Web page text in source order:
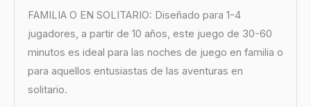
FAMILIA O EN SOLITARIO: Diseñado para 1-4
jugadores, a partir de 10 años, este juego de 30-60
minutos es ideal para las noches de juego en familia o
para aquellos entusiastas de las aventuras en
solitario.